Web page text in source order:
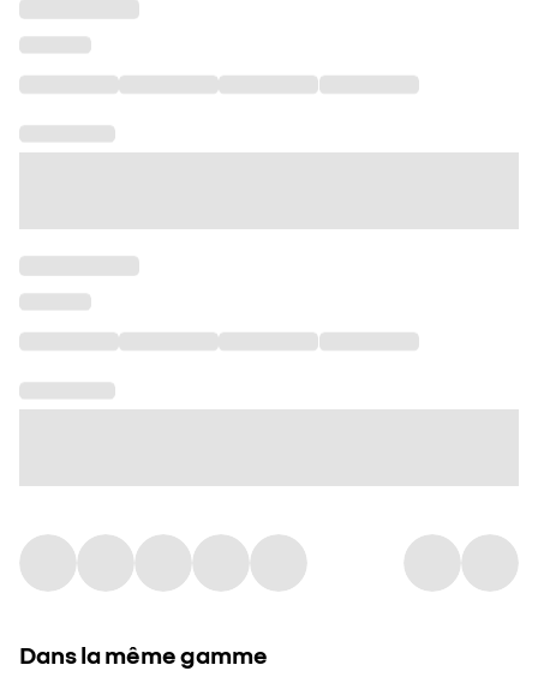
Dans la même gamme